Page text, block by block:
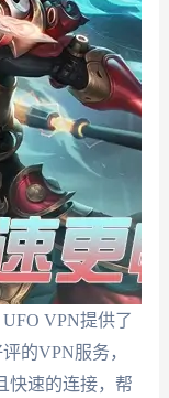
VPN提供了
的VPN服务，
快速的连接，帮